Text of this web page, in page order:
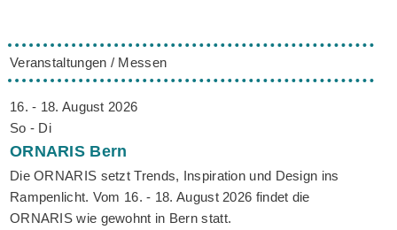
Veranstaltungen / Messen
16. - 18. August 2026
So - Di
ORNARIS Bern
Die ORNARIS setzt Trends, Inspiration und Design ins
Rampenlicht. Vom 16. - 18. August 2026 findet die
ORNARIS wie gewohnt in Bern statt.